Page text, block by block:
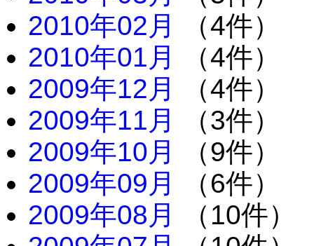
2010年02月
（4件）
2010年01月
（4件）
2009年12月
（4件）
2009年11月
（3件）
2009年10月
（9件）
2009年09月
（6件）
2009年08月
（10件）